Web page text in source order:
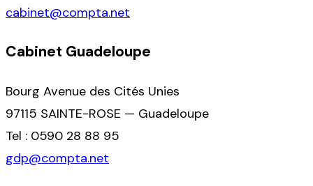
cabinet@compta.net
Cabinet Guadeloupe
Bourg Avenue des Cités Unies
97115 SAINTE-ROSE — Guadeloupe
Tel : 0590 28 88 95
gdp@compta.net